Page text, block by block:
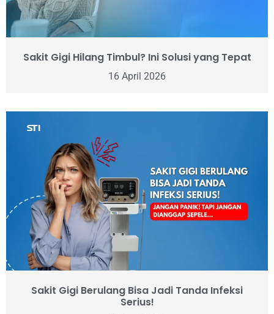
Sakit Gigi Hilang Timbul? Ini Solusi yang Tepat
16 April 2026
Sakit Gigi Berulang Bisa Jadi Tanda Infeksi
Serius!